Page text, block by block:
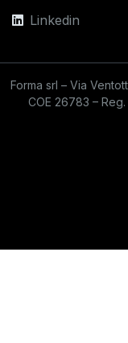
Linkedin
Forma srl – Via
COE 26783 –